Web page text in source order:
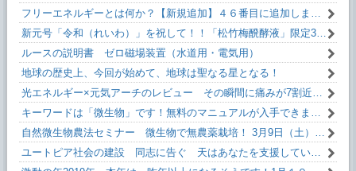
フリーエネルギーとは何か？【新規追加】４６番目に追加しました！無料です！
新元号「令和（れいわ）」を祝して！！「松竹梅醗酵液」限定35本。
ルースの説明書 ゼロ磁場装置（水道用・電気用）
地球の歴史上、今回が始めて、地球は聖なる星となる！
光エネルギー×元気アーチのレビュー その瞬間に痛みが7割近く減った！
キーワードは「微生物」です！無料のマニュアルが入手できます。
自然微生物農法セミナー 微生物で無農薬栽培！ 3月9日（土）13:10～
ユートピア社会の建設 同志に告ぐ 天はあなたを支援しています！